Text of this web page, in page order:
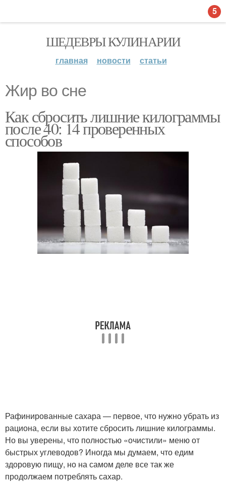
ШЕДЕВРЫ КУЛИНАРИИ
главная новости статьи
Жир во сне
Как сбросить лишние килограммы
после 40: 14 проверенных
способов
Рафинированные сахара — первое, что нужно убрать из
рациона, если вы хотите сбросить лишние килограммы.
Но вы уверены, что полностью «очистили» меню от
быстрых углеводов? Иногда мы думаем, что едим
здоровую пищу, но на самом деле все так же
продолжаем потреблять сахар.
5